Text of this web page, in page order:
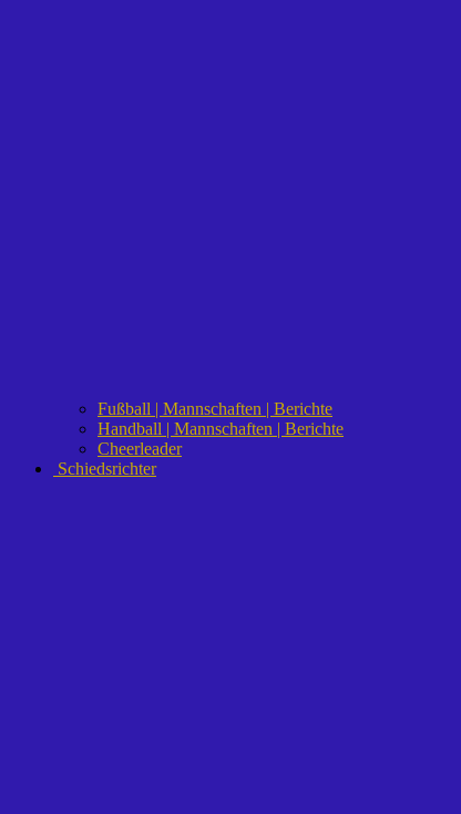
Fußball | Mannschaften | Berichte
Handball | Mannschaften | Berichte
Cheerleader
Schiedsrichter